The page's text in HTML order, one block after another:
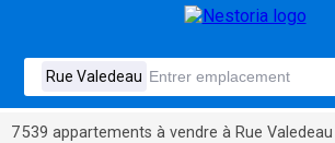
7 539 appartements à vendre à Rue Valedeau